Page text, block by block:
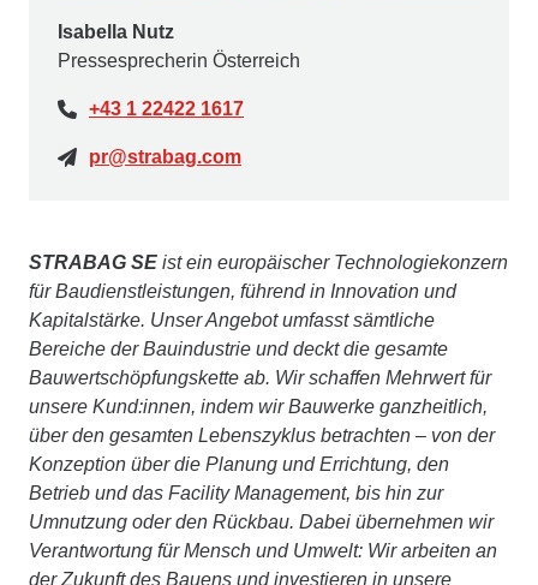
Isabella Nutz
Pressesprecherin Österreich
+43 1 22422 1617
pr@strabag.com
STRABAG SE ist ein europäischer Technologiekonzern
für Baudienstleistungen, führend in Innovation und
Kapitalstärke. Unser Angebot umfasst sämtliche
Bereiche der Bauindustrie und deckt die gesamte
Bauwertschöpfungskette ab. Wir schaffen Mehrwert für
unsere Kund:innen, indem wir Bauwerke ganzheitlich,
über den gesamten Lebenszyklus betrachten – von der
Konzeption über die Planung und Errichtung, den
Betrieb und das Facility Management, bis hin zur
Umnutzung oder den Rückbau. Dabei übernehmen wir
Verantwortung für Mensch und Umwelt: Wir arbeiten an
der Zukunft des Bauens und investieren in unsere